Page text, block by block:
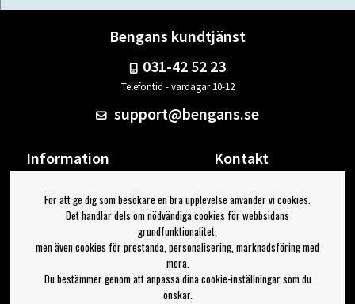
Bengans kundtjänst
031-42 52 23
Telefontid - vardagar 10-12
support@bengans.se
Information
Om Bengans
FAQ / Köp- & Leveransvillkor
Kontakt
Din sida
Logga ut
Jag vill ha tips från Bengans
För att ge dig som besökare en bra upplevelse använder vi cookies.
Det handlar dels om nödvändiga cookies för webbsidans
grundfunktionalitet,
men även cookies för prestanda, personalisering, marknadsföring med
mera.
Du bestämmer genom att anpassa dina cookie-inställningar som du
önskar.